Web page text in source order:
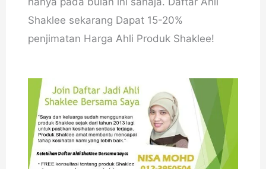
Shaklee sekarang Dapat 15-20%
penjimatan Harga Ahli Produk Shaklee!